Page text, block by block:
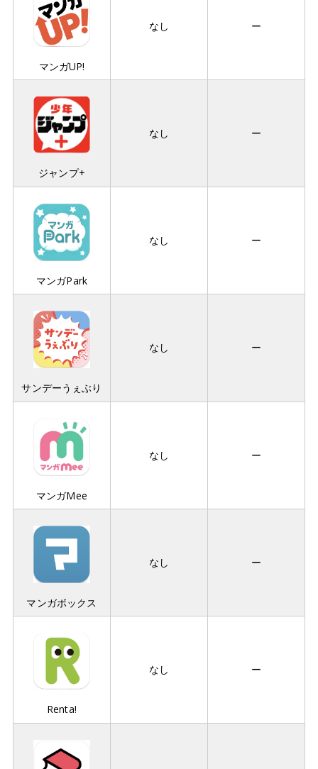
マンガUP!
なし ー
ジャンプ+
なし ー
マンガPark
なし ー
サンデーうぇぶり
なし ー
マンガMee
なし ー
マンガボックス
なし ー
Renta!
なし ー